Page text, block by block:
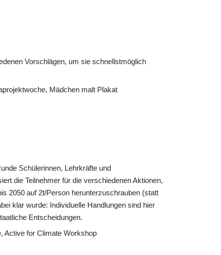
Vorschlägen, um sie schnellstmöglich
Schülerinnen, Lehrkräfte und
die Teilnehmer für die verschiedenen Aktionen,
2050 auf 2t/Person herunterzuschrauben (statt
klar wurde: Individuelle Handlungen sind hier
Entscheidungen.